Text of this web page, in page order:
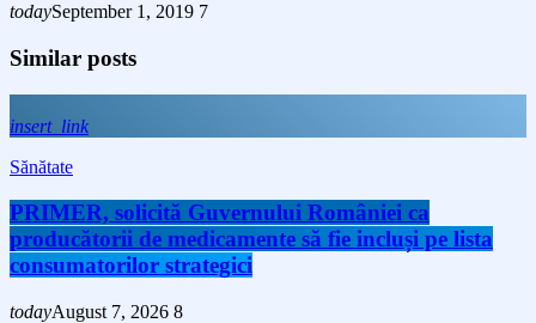
todaySeptember 1, 2019 7
Similar posts
insert_link
Sănătate
PRIMER, solicită Guvernului României ca
producătorii de medicamente să fie incluși pe lista
consumatorilor strategici
todayAugust 7, 2026 8